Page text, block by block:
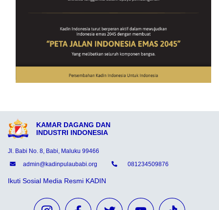
KAMAR DAGANG DAN
INDUSTRI INDONESIA
Jl. Babi No. 8, Babi, Maluku 99466
admin@kadinpulaubabi.org
081234509876
Ikuti Sosial Media Resmi KADIN